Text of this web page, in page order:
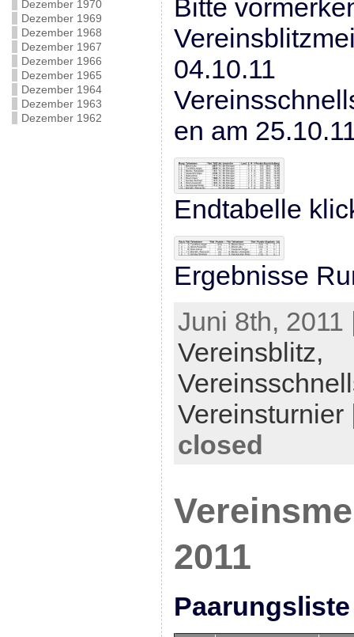
Dezember 1970
Dezember 1969
Dezember 1968
Dezember 1967
Dezember 1966
Dezember 1965
Dezember 1964
Dezember 1963
Dezember 1962
Bitte
04.10.11
en am
Endtabelle
Ergebnisse
Juni 8th, 2011
Vereinsblitz,
Vereinsturnier
closed
2011